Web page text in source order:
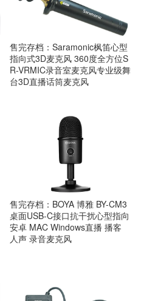
售完存档：Saramonic枫笛心型
指向式3D麦克风 360度全方位S
R-VRMIC录音室麦克风专业级舞
台3D直播话筒麦克风
售完存档：BOYA 博雅 BY-CM3
桌面USB-C接口抗干扰心型指向
安卓 MAC Windows直播 播客
人声 录音麦克风